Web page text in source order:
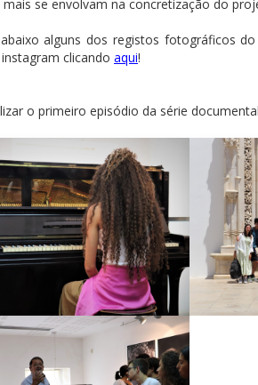
mais se envolvam na concretização do
alguns dos registos fotográficos
clicando aqui!
o primeiro episódio da série